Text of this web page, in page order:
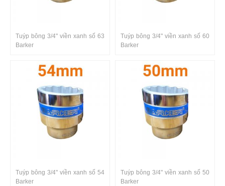
Tuýp bông 3/4" viền xanh số 63
Barker
Tuýp bông 3/4" viền xanh số 60
Barker
Tuýp bông 3/4" viền xanh số 54
Barker
Tuýp bông 3/4" viền xanh số 50
Barker